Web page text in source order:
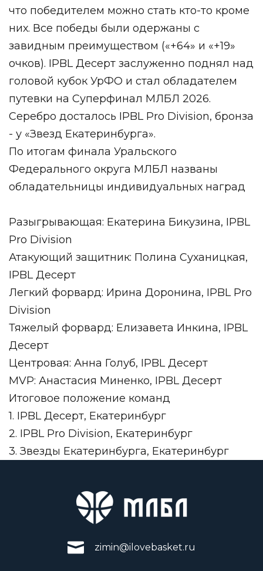
что победителем можно стать кто-то кроме
них. Все победы были одержаны с
завидным преимуществом («+64» и «+19»
очков). IPBL Десерт заслуженно поднял над
головой кубок УрФО и стал обладателем
путевки на Суперфинал МЛБЛ 2026.
Серебро досталось IPBL Pro Division, бронза
- у «Звезд Екатеринбурга».
По итогам финала Уральского
Федерального округа МЛБЛ названы
обладательницы индивидуальных наград
Разыгрывающая: Екатерина Бикузина, IPBL
Pro Division
Атакующий защитник: Полина Суханицкая,
IPBL Десерт
Легкий форвард: Ирина Доронина, IPBL Pro
Division
Тяжелый форвард: Елизавета Инкина, IPBL
Десерт
Центровая: Анна Голуб, IPBL Десерт
MVP: Анастасия Миненко, IPBL Десерт
Итоговое положение команд
1. IPBL Десерт, Екатеринбург
2. IPBL Pro Division, Екатеринбург
3. Звезды Екатеринбурга, Екатеринбург
zimin@ilovebasket.ru